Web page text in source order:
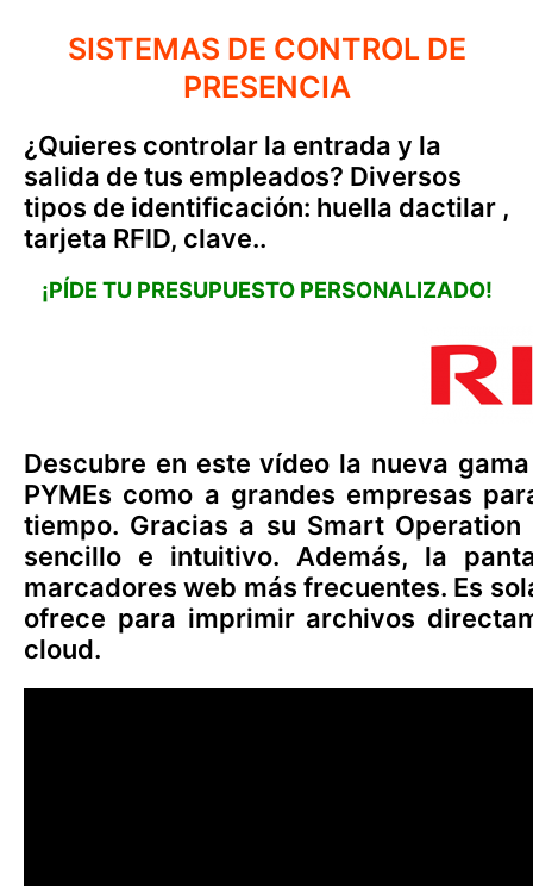
SISTEMAS DE CONTROL DE
PRESENCIA
¿Quieres controlar la entrada y la
salida de tus empleados? Diversos
tipos de identificación: huella dactilar ,
tarjeta RFID, clave..
¡PÍDE TU PRESUPUESTO PERSONALIZADO!
Descubre en este vídeo la nueva
PYMEs como a grandes empresas
tiempo. Gracias a su Smart
sencillo e intuitivo. Además, la
marcadores web más frecuentes. Es
ofrece para imprimir archivos
cloud.